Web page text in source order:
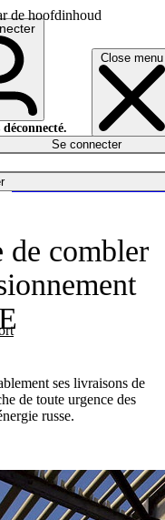
de hoofdinhoud
Close menu
déconnecté.
Se connecter
de combler
ses livraisons de
de toute urgence des
russe.